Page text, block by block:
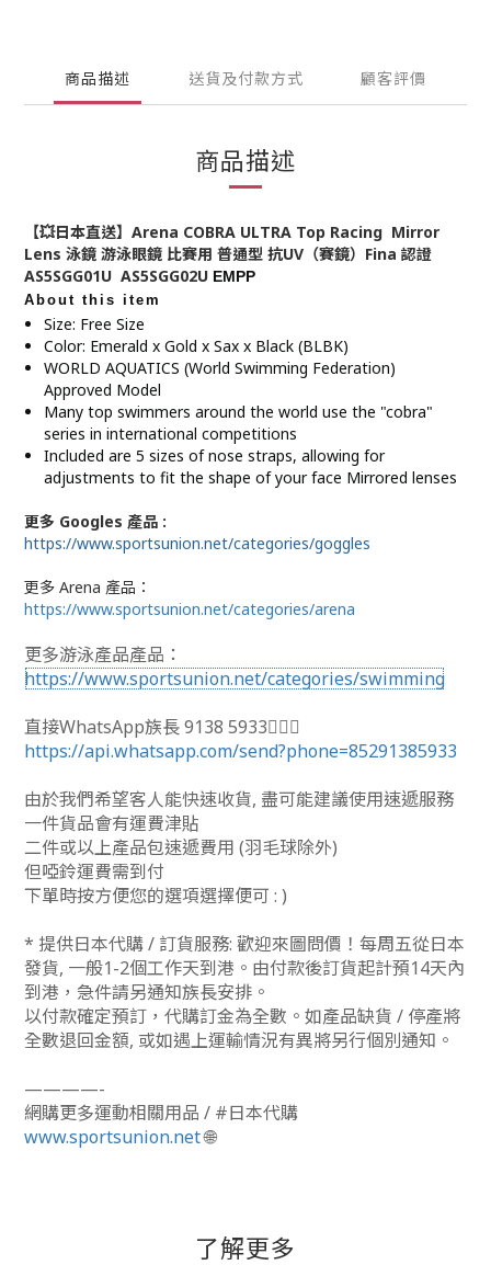
商品描述 送貨及付款方式 顧客評價
商品描述
【💥日本直送】Arena COBRA ULTRA Top Racing Mirror
Lens 泳鏡 游泳眼鏡 比賽用 普通型 抗UV（賽鏡）Fina 認證
AS5SGG01U AS5SGG02U EMPP
About this item
Size: Free Size
Color: Emerald x Gold x Sax x Black (BLBK)
WORLD AQUATICS (World Swimming Federation)
Approved Model
Many top swimmers around the world use the "cobra"
series in international competitions
Included are 5 sizes of nose straps, allowing for
adjustments to fit the shape of your face Mirrored lenses
更多 Googles 產品 :
https://www.sportsunion.net/categories/goggles
更多 Arena 產品：
https://www.sportsunion.net/categories/arena
更多游泳產品產品：
https://www.sportsunion.net/categories/swimming
直接WhatsApp族長 9138 5933🙆🏻‍♂
https://api.whatsapp.com/send?phone=85291385933
由於我們希望客人能快速收貨, 盡可能建議使用速遞服務
一件貨品會有運費津貼
二件或以上產品包速遞費用 (羽毛球除外)
但啞鈴運費需到付
下單時按方便您的選項選擇便可 : )
* 提供日本代購 / 訂貨服務: 歡迎來圖問價！每周五從日本
發貨, 一般1-2個工作天到港。由付款後訂貨起計預14天內
到港，急件請另通知族長安排。
以付款確定預訂，代購訂金為全數。如產品缺貨 / 停產將
全數退回金額, 或如遇上運輸情況有異將另行個別通知。
————-
網購更多運動相關用品 / #日本代購
www.sportsunion.net🌐
了解更多